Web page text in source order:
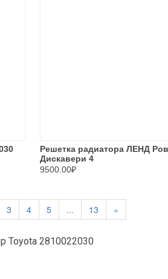
Решетка радиатора ЛЕНД
Дискавери 4
9500.00₽
3 4 5 ... 13 »
Toyota 2810022030